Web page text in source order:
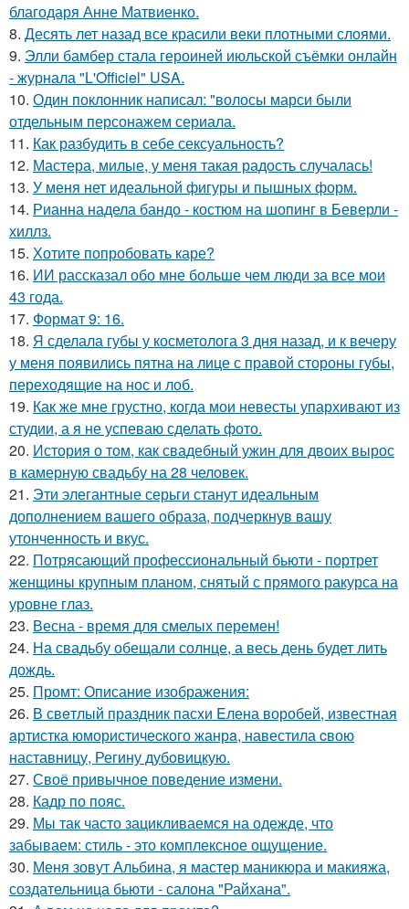
благодаря Анне Матвиенко.
8. Десять лет назад все красили веки плотными слоями.
9. Элли бамбер стала героиней июльской съёмки онлайн
- журнала "L'Officiel" USA.
10. Один поклонник написал: "волосы марси были
отдельным персонажем сериала.
11. Как разбудить в себе сексуальность?
12. Мастера, милые, у меня такая радость случалась!
13. У меня нет идеальной фигуры и пышных форм.
14. Рианна надела бандо - костюм на шопинг в Беверли -
хиллз.
15. Хотите попробовать каре?
16. ИИ рассказал обо мне больше чем люди за все мои
43 года.
17. Формат 9: 16.
18. Я сделала губы у косметолога 3 дня назад, и к вечеру
у меня появились пятна на лице с правой стороны губы,
переходящие на нос и лоб.
19. Как же мне грустно, когда мои невесты упархивают из
студии, а я не успеваю сделать фото.
20. История о том, как свадебный ужин для двоих вырос
в камерную свадьбу на 28 человек.
21. Эти элегантные серьги станут идеальным
дополнением вашего образа, подчеркнув вашу
утонченность и вкус.
22. Потрясающий профессиональный бьюти - портрет
женщины крупным планом, снятый с прямого ракурса на
уровне глаз.
23. Весна - время для смелых перемен!
24. На свадьбу обещали солнце, а весь день будет лить
дождь.
25. Промт: Описание изображения:
26. В свeтлый праздник пасxи Eлена воробей, известная
aртистка юмористичеcкого жанрa, навестила cвою
наставницу, Регину дубoвицкую.
27. Своё привычное поведение измени.
28. Кадр по пояс.
29. Мы так часто зацикливаемся на одежде, что
забываем: стиль - это комплексное ощущение.
30. Меня зовут Альбина, я мастер маникюра и макияжа,
создательница бьюти - салона "Райхана".